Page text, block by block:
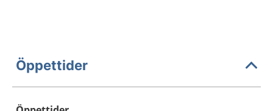
Öppettider